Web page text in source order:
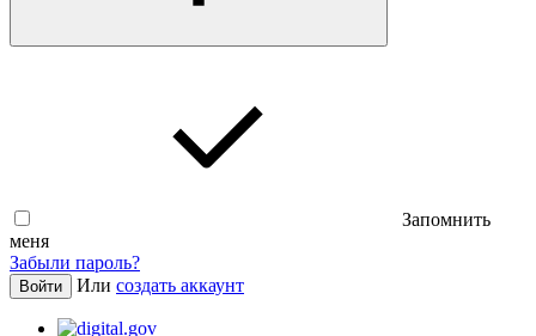
Запомнить
меня
Забыли пароль?
Войти Или создать аккаунт